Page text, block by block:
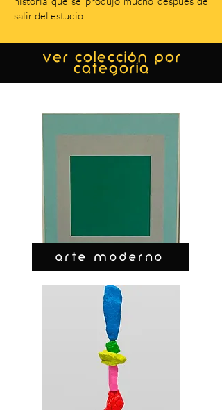
salir del estudio.
ver colección por
categoría
ARTE MODERNO